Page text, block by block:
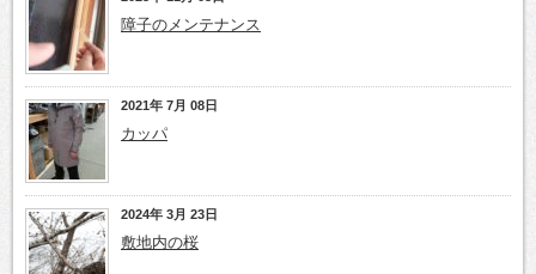
障子のメンテナンス
2021年 7月 08日
カッパ
2024年 3月 23日
敷地内の桜